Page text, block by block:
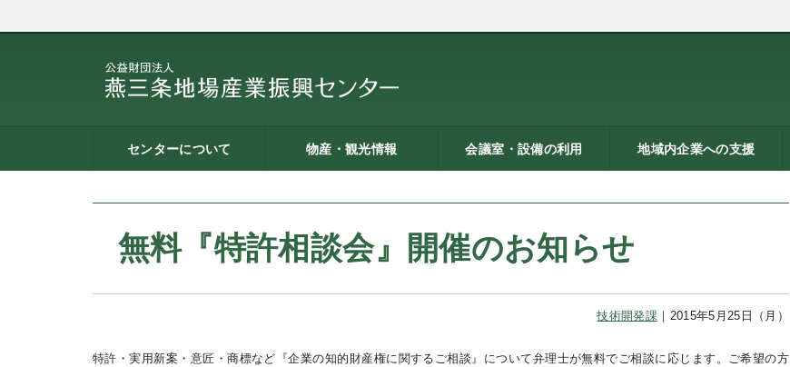
センターについて
ーとは
物産・観光情報
ター
ョップ）
会議室・設備の利用
いて
ついて
って
地域内企業への支援
無料『特許相談会』開催のお知らせ
技術開発課 ｜2015年5月25日（月）
特許・実用新案・意匠・商標など『企業の知的財産権に関するご相談』について弁理士が無料でご相談に応じます。ご希望の方